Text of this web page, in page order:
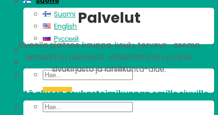
Suomi
English
Pусский
Palvelut
Alueella sijaitsee kauppa, koulu, terveys- asema,
apteekki ja päiväkoti. Lähistöltä löytyy myös
sivukirjasto ja lähiliikunta-alue.
Tästä alueen asukastoimikunnan omille sivuille.